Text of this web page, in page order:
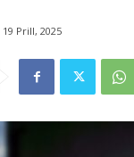
19 Prill, 2025